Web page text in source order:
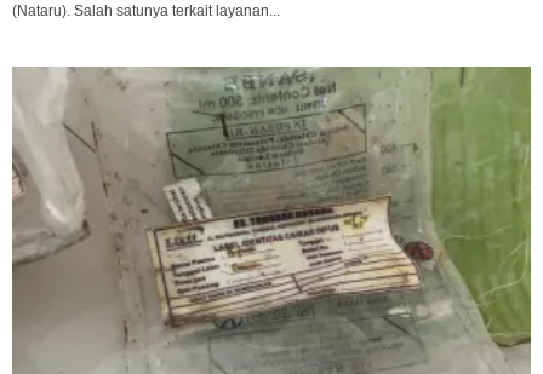
(Nataru). Salah satunya terkait layanan...